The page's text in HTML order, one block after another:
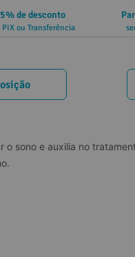
5% de desconto
PIX ou Transferência
o sono e auxilia no